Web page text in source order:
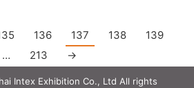
136 137 138
139
…
213 →
Intex Exhibition Co., Ltd All rights